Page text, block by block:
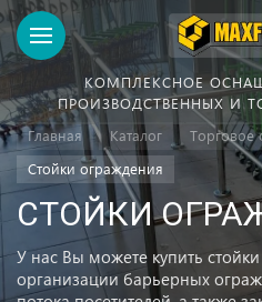
КОМПЛЕКСНОЕ
ПРОИЗВОДСТВЕННЫХ И
Главная
Каталог
Торговое
Стойки ограждения
СТОЙКИ
У нас Вы можете купить
организации барьерных